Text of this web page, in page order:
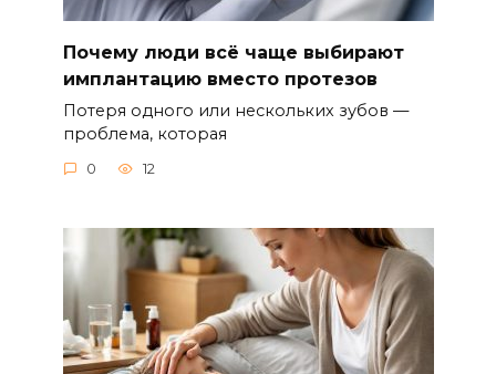
Почему люди всё чаще выбирают
имплантацию вместо протезов
Потеря одного или нескольких зубов —
проблема, которая
0 12